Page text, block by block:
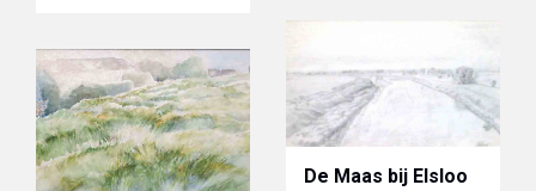
De Maas bij Elsloo